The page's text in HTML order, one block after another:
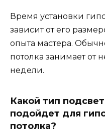
Время установки
зависит от его
опыта мастера.
потолка занимает от
недели.
Какой тип
подойдет для
потолка?